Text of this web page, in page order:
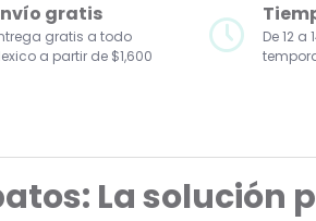
gratis
gratis a todo
a partir de $1,600
De 12 a
La